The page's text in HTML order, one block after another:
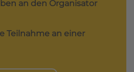
an den Organisator
Teilnahme an einer